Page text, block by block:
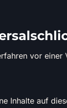
vor einer
Inhalte auf